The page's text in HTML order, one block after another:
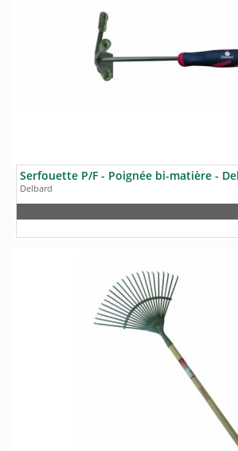
Serfouette P/F - Poignée bi-matière -
Delbard